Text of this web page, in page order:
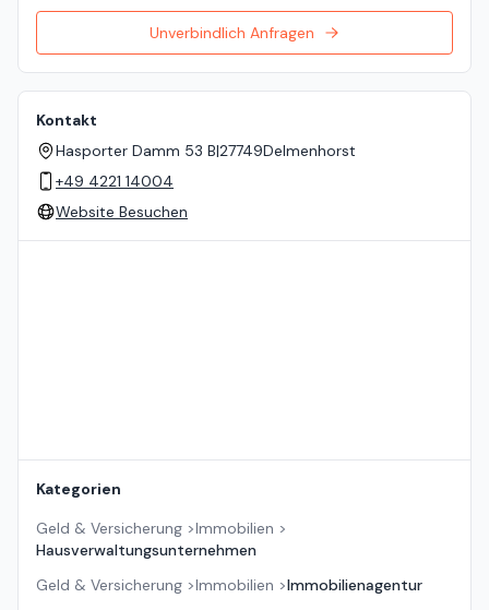
Unverbindlich Anfragen
Kontakt
Hasporter Damm 53 B|27749Delmenhorst
+49 4221 14004
Website Besuchen
Kategorien
Geld & Versicherung >Immobilien >
Hausverwaltungsunternehmen
Geld & Versicherung >Immobilien >Immobilienagentur